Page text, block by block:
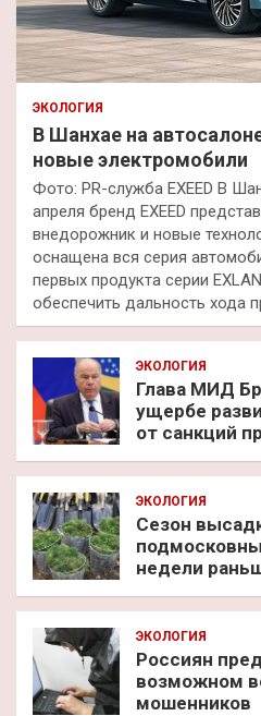
ЭКОЛОГИЯ
В Шанхае на
новые электромобили
Фото: PR-служба EXEED В
апреля бренд EXEED
внедорожник и новые
оснащена вся серия
первых продукта серии
обеспечить дальность хода
ЭКОЛОГИЯ
Глава МИД
ущербе
от санкций
ЭКОЛОГИЯ
Сезон
недели
ЭКОЛОГИЯ
Россиян
возможном
мошенников